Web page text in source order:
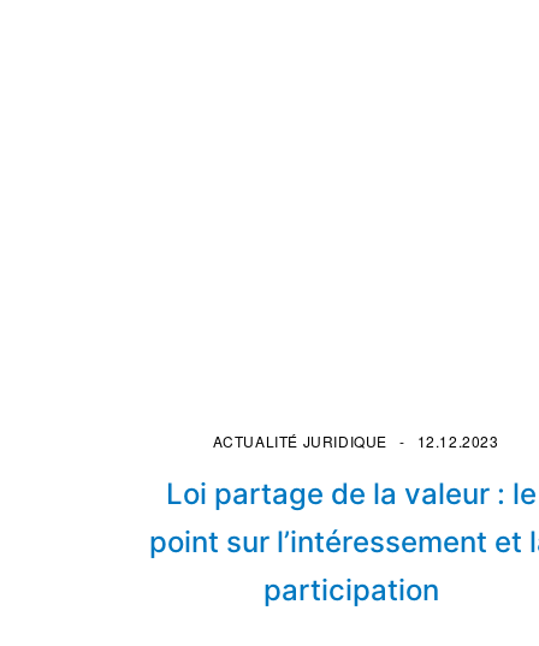
Loi partage de la valeur : le
point sur l’intéressement et
participation
12.12.2023
ACTUALITÉ JURIDIQUE